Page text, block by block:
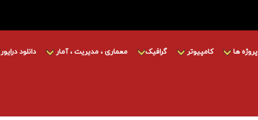
پروژه ها کامپیوتر گرافیک معماری ، مدیریت ، آمار دانلود درایور